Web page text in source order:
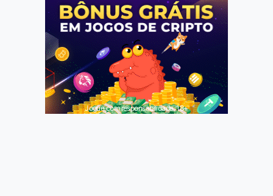
Jogue com responsabilidade. 18+